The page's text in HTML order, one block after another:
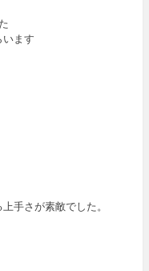
ます
手さが素敵でした。